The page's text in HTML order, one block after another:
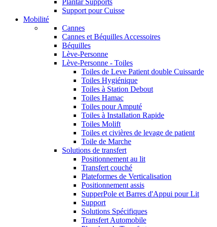
Plantar Supports
Support pour Cuisse
Mobilité
Cannes
Cannes et Béquilles Accessoires
Béquilles
Lève-Personne
Lève-Personne - Toiles
Toiles de Leve Patient double Cuissarde
Toiles Hygiénique
Toiles à Station Debout
Toiles Hamac
Toiles pour Amputé
Toiles à Installation Rapide
Toiles Molift
Toiles et civières de levage de patient
Toile de Marche
Solutions de transfert
Positionnement au lit
Transfert couché
Plateformes de Verticalisation
Positionnement assis
SupperPole et Barres d'Appui pour Lit
Support
Solutions Spécifiques
Transfert Automobile